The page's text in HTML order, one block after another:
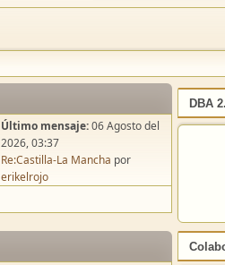
DBA
Último mensaje:06 Agosto del
2026, 03:37
Re:Castilla-La Mancha por
erikelrojo